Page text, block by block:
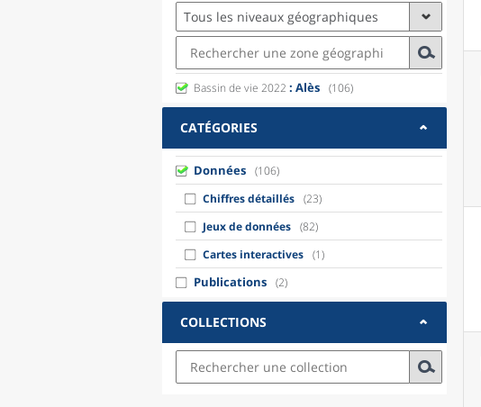
Tous les niveaux géographiques
Bassin de vie 2022 : Alès (106)
CATÉGORIES
Données (106)
Chiffres détaillés (23)
Jeux de données (82)
Cartes interactives (1)
Publications (2)
COLLECTIONS